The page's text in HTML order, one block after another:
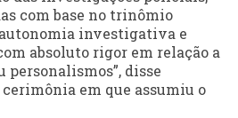
com base no trinômio
investigativa e
absoluto rigor em relação a
personalismos”, disse
em que assumiu o